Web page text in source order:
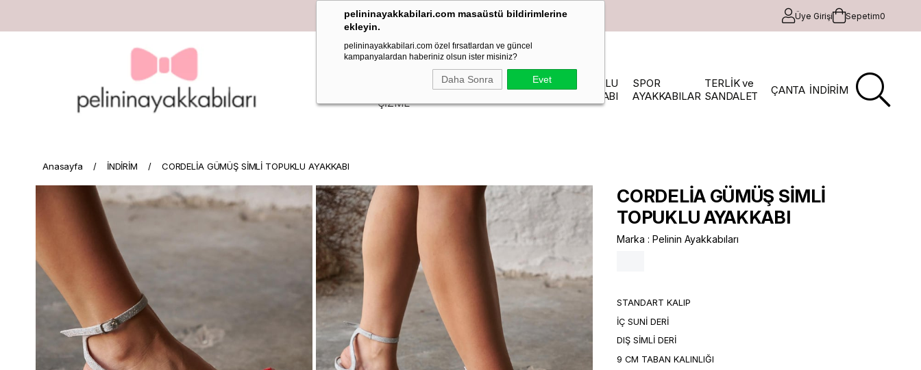
pelininayakkabilari.com masaüstü bildirimlerine
ekleyin.
pelininayakkabilari.com özel fırsatlardan ve güncel
kampanyalardan haberiniz olsun ister misiniz?
Daha Sonra Evet
Üye Girişi Sepetim0
ÇİZME
STİLETTO MAKOSEN
TOPUKLU
AYAKKABI
SPOR
AYAKKABILAR
TERLİK ve
SANDALET
ÇANTA İNDİRİM
Anasayfa İNDİRİM CORDELİA GÜMÜŞ SİMLİ TOPUKLU AYAKKABI
CORDELİA GÜMÜŞ SİMLİ
TOPUKLU AYAKKABI
Marka : Pelinin Ayakkabıları
STANDART KALIP
İÇ SUNİ DERİ
DIŞ SİMLİ DERİ
9 CM TABAN KALINLIĞI